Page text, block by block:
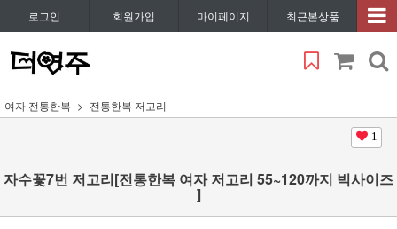
로그인 회원가입 마이페이지 최근본상품
여자 전통한복 전통한복 저고리
1
자수꽃7번 저고리[전통한복 여자 저고리 55~120까지 빅사이즈
]